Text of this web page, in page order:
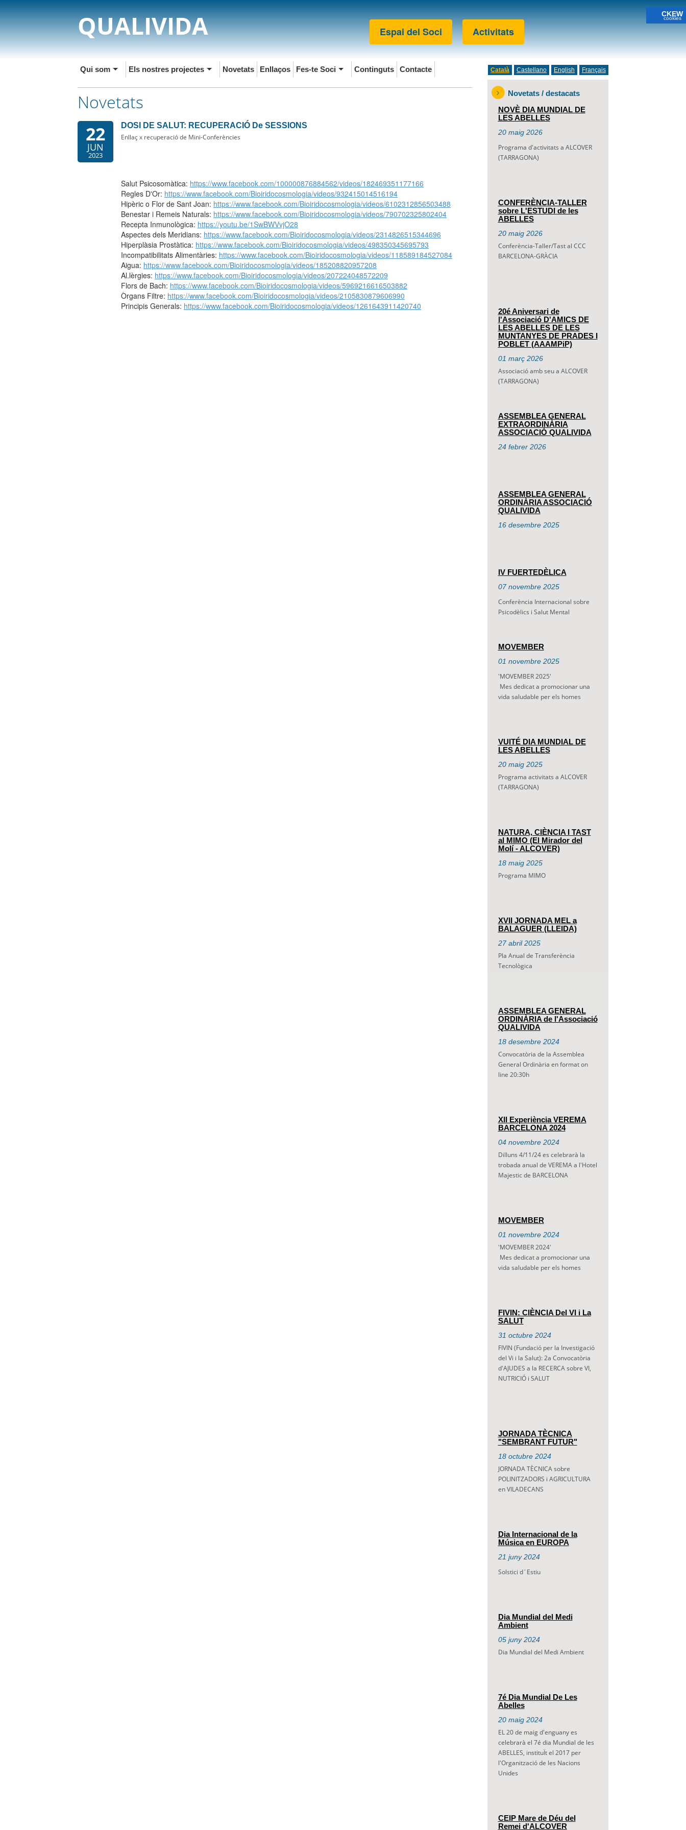
QUALIVIDA Espai del Soci Activitats
Qui som Els nostres projectes Novetats Enllaços Fes-te Soci Continguts Contacte Català Castellano English Français
Novetats
22
JUN
2023
DOSI DE SALUT: RECUPERACIÓ De SESSIONS
Enllaç x recuperació de Mini-Conferències
Salut Psicosomàtica: https://www.facebook.com/100000876884562/videos/182469351177166
Regles D'Or: https://www.facebook.com/Bioiridocosmologia/videos/932415014516194
Hipèric o Flor de Sant Joan: https://www.facebook.com/Bioiridocosmologia/videos/6102312856503488
Benestar i Remeis Naturals: https://www.facebook.com/Bioiridocosmologia/videos/790702325802404
Recepta Inmunològica: https://youtu.be/1SwBWVvjO28
Aspectes dels Meridians: https://www.facebook.com/Bioiridocosmologia/videos/2314826515344696
Hiperplàsia Prostàtica: https://www.facebook.com/Bioiridocosmologia/videos/498350345695793
Incompatibilitats Alimentàries: https://www.facebook.com/Bioiridocosmologia/videos/118589184527084
Aigua: https://www.facebook.com/Bioiridocosmologia/videos/185208820957208
Al.lèrgies: https://www.facebook.com/Bioiridocosmologia/videos/207224048572209
Flors de Bach: https://www.facebook.com/Bioiridocosmologia/videos/5969216616503882
Òrgans Filtre: https://www.facebook.com/Bioiridocosmologia/videos/2105830879606990
Principis Generals: https://www.facebook.com/Bioiridocosmologia/videos/1261643911420740
Novetats / destacats
NOVÈ DIA MUNDIAL DE
LES ABELLES
20 maig 2026
Programa d'activitats a ALCOVER
(TARRAGONA)
CONFERÈNCIA-TALLER
sobre L'ESTUDI de les
ABELLES
20 maig 2026
Conferència-Taller/Tast al CCC
BARCELONA-GRÀCIA
20é Aniversari de
l'Associació D'AMICS DE
LES ABELLES DE LES
MUNTANYES DE PRADES I
POBLET (AAAMPiP)
01 març 2026
Associació amb seu a ALCOVER
(TARRAGONA)
ASSEMBLEA GENERAL
EXTRAORDINÀRIA
ASSOCIACIÓ QUALIVIDA
24 febrer 2026
ASSEMBLEA GENERAL
ORDINÀRIA ASSOCIACIÓ
QUALIVIDA
16 desembre 2025
IV FUERTEDÈLICA
07 novembre 2025
Conferència Internacional sobre
Psicodèlics i Salut Mental
MOVEMBER
01 novembre 2025
'MOVEMBER 2025'
Mes dedicat a promocionar una
vida saludable per els homes
VUITÉ DIA MUNDIAL DE
LES ABELLES
20 maig 2025
Programa activitats a ALCOVER
(TARRAGONA)
NATURA, CIÈNCIA I TAST
al MIMO (El Mirador del
Molí - ALCOVER)
18 maig 2025
Programa MIMO
XVII JORNADA MEL a
BALAGUER (LLEIDA)
27 abril 2025
Pla Anual de Transferència
Tecnològica
ASSEMBLEA GENERAL
ORDINÀRIA de l'Associació
QUALIVIDA
18 desembre 2024
Convocatòria de la Assemblea
General Ordinària en format on
line 20:30h
XII Experiència VEREMA
BARCELONA 2024
04 novembre 2024
Dilluns 4/11/24 es celebrarà la
trobada anual de VEREMA a l'Hotel
Majestic de BARCELONA
MOVEMBER
01 novembre 2024
'MOVEMBER 2024'
Mes dedicat a promocionar una
vida saludable per els homes
FIVIN: CIÈNCIA Del VI i La
SALUT
31 octubre 2024
FIVIN (Fundació per la Investigació
del Vi i la Salut): 2a Convocatòria
d'AJUDES a la RECERCA sobre VI,
NUTRICIÓ i SALUT
JORNADA TÈCNICA
"SEMBRANT FUTUR"
18 octubre 2024
JORNADA TÈCNICA sobre
POLINITZADORS i AGRICULTURA
en VILADECANS
Dia Internacional de la
Música en EUROPA
21 juny 2024
Solstici d´Estiu
Dia Mundial del Medi
Ambient
05 juny 2024
Dia Mundial del Medi Ambient
7é Dia Mundial De Les
Abelles
20 maig 2024
EL 20 de maig d'enguany es
celebrarà el 7é dia Mundial de les
ABELLES, instituÏt el 2017 per
l'Organització de les Nacions
Unides
CEIP Mare de Déu del
Remei d'ALCOVER
CKEW
cookies